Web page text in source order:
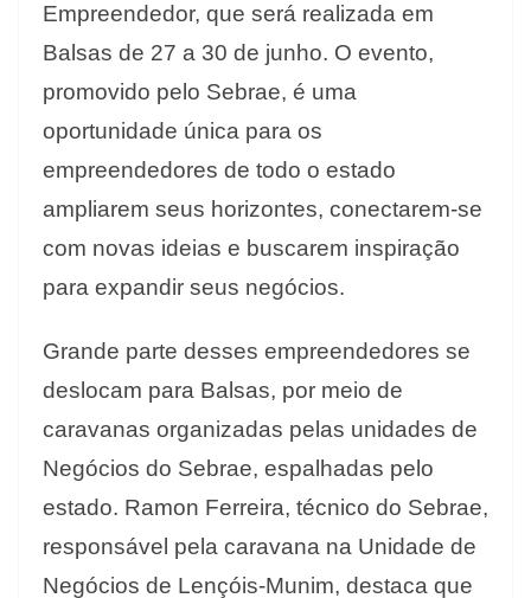
Empreendedor, que será realizada em
Balsas de 27 a 30 de junho. O evento,
promovido pelo Sebrae, é uma
oportunidade única para os
empreendedores de todo o estado
ampliarem seus horizontes, conectarem-se
com novas ideias e buscarem inspiração
para expandir seus negócios.
Grande parte desses empreendedores se
deslocam para Balsas, por meio de
caravanas organizadas pelas unidades de
Negócios do Sebrae, espalhadas pelo
estado. Ramon Ferreira, técnico do Sebrae,
responsável pela caravana na Unidade de
Negócios de Lençóis-Munim, destaca que